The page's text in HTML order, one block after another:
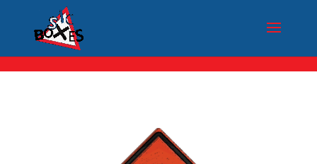
/*Menu par langue*/